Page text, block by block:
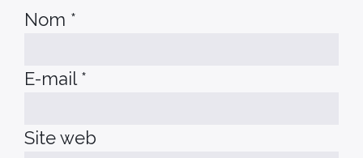
Nom *
E-mail*
Site web